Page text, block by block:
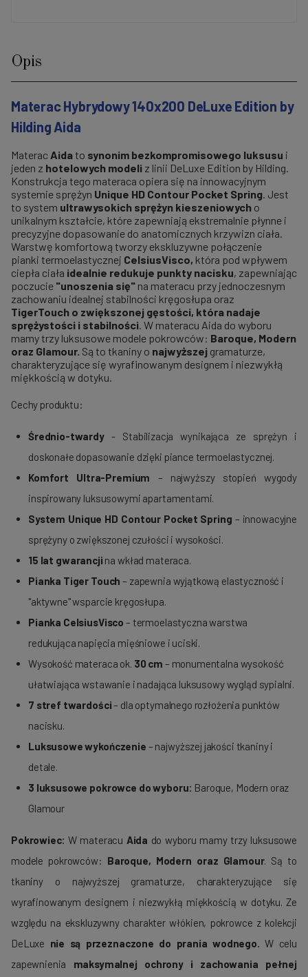
Opis
Materac Hybrydowy 140x200 DeLuxe Edition by
Hilding Aida
Materac Aidato synonim bezkompromisowego luksusu i
jeden z hotelowych modeli z linii DeLuxe Edition by Hilding.
Konstrukcja tego materaca opiera się na innowacyjnym
systemie sprężyn Unique HD Contour Pocket Spring. Jest
to system ultrawysokich sprężyn kieszeniowych o
unikalnym kształcie, które zapewniają ekstremalnie płynne i
precyzyjne dopasowanie do anatomicznych krzywizn ciała.
Warstwę komfortową tworzy ekskluzywne połączenie
pianki termoelastycznej CelsiusVisco, która pod wpływem
ciepła ciała idealnie redukuje punkty nacisku, zapewniając
poczucie "unoszenia się" na materacu przy jednoczesnym
zachowaniu idealnej stabilności kręgosłupa oraz
TigerTouch o zwiększonej gęstości, która nadaje
sprężystości i stabilności. W materacu Aida do wyboru
mamy trzy luksusowe modele pokrowców: Baroque, Modern
oraz Glamour. Są to tkaniny o najwyższej gramaturze,
charakteryzujące się wyrafinowanym designem i niezwykłą
miękkością w dotyku.
Cechy produktu:
Średnio-twardy- Stabilizacja wynikająca ze sprężyn i
doskonałe dopasowanie dzięki piance termoelastycznej.
Komfort Ultra-Premium – najwyższy stopień wygody
inspirowany luksusowymi apartamentami.
System Unique HD Contour Pocket Spring – innowacyjne
sprężyny o zwiększonej czułości i wysokości.
15 lat gwarancji na wkład materaca.
Pianka Tiger Touch – zapewnia wyjątkową elastyczność i
"aktywne" wsparcie kręgosłupa.
Pianka CelsiusVisco – termoelastyczna warstwa
redukująca napięcia mięśniowe i uciski.
Wysokość materaca ok. 30 cm – monumentalna wysokość
ułatwiająca wstawanie i nadająca luksusowy wygląd sypialni.
7 stref twardości– dla optymalnego rozłożenia punktów
nacisku.
Luksusowe wykończenie – najwyższej jakości tkaniny i
detale.
3 luksusowe pokrowce do wyboru: Baroque, Modern oraz
Glamour
Pokrowiec: W materacu Aida do wyboru mamy trzy luksusowe
modele pokrowców: Baroque, Modern oraz Glamour. Są to
tkaniny o najwyższej gramaturze, charakteryzujące się
wyrafinowanym designem i niezwykłą miękkością w dotyku. Ze
względu na ekskluzywny charakter włókien, pokrowce z kolekcji
DeLuxe nie są przeznaczone do prania wodnego. W celu
zapewnienia maksymalnej ochrony i zachowania pełnej